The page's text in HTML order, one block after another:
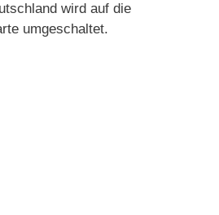
wird auf die
umgeschaltet.